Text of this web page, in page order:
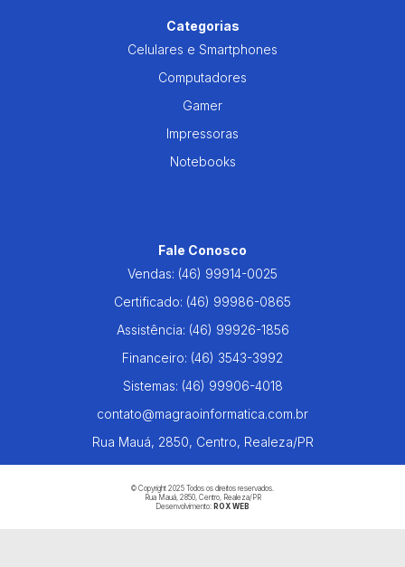
Categorias
Celulares e Smartphones
Computadores
Gamer
Impressoras
Notebooks
Fale Conosco
Vendas: (46) 99914-0025
Certificado: (46) 99986-0865
Assistência: (46) 99926-1856
Financeiro: (46) 3543-3992
Sistemas: (46) 99906-4018
contato@magraoinformatica.com.br
Rua Mauá, 2850, Centro, Realeza/PR
© Copyright 2025 Todos os direitos reservados.
Rua Mauá, 2850, Centro, Realeza/PR
Desenvolvimento: ROX WEB